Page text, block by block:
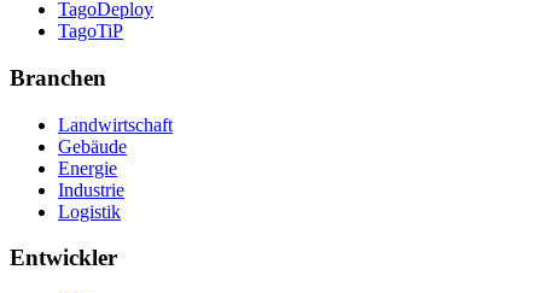
TagoDeploy
TagoTiP
Branchen
Landwirtschaft
Gebäude
Energie
Industrie
Logistik
Entwickler